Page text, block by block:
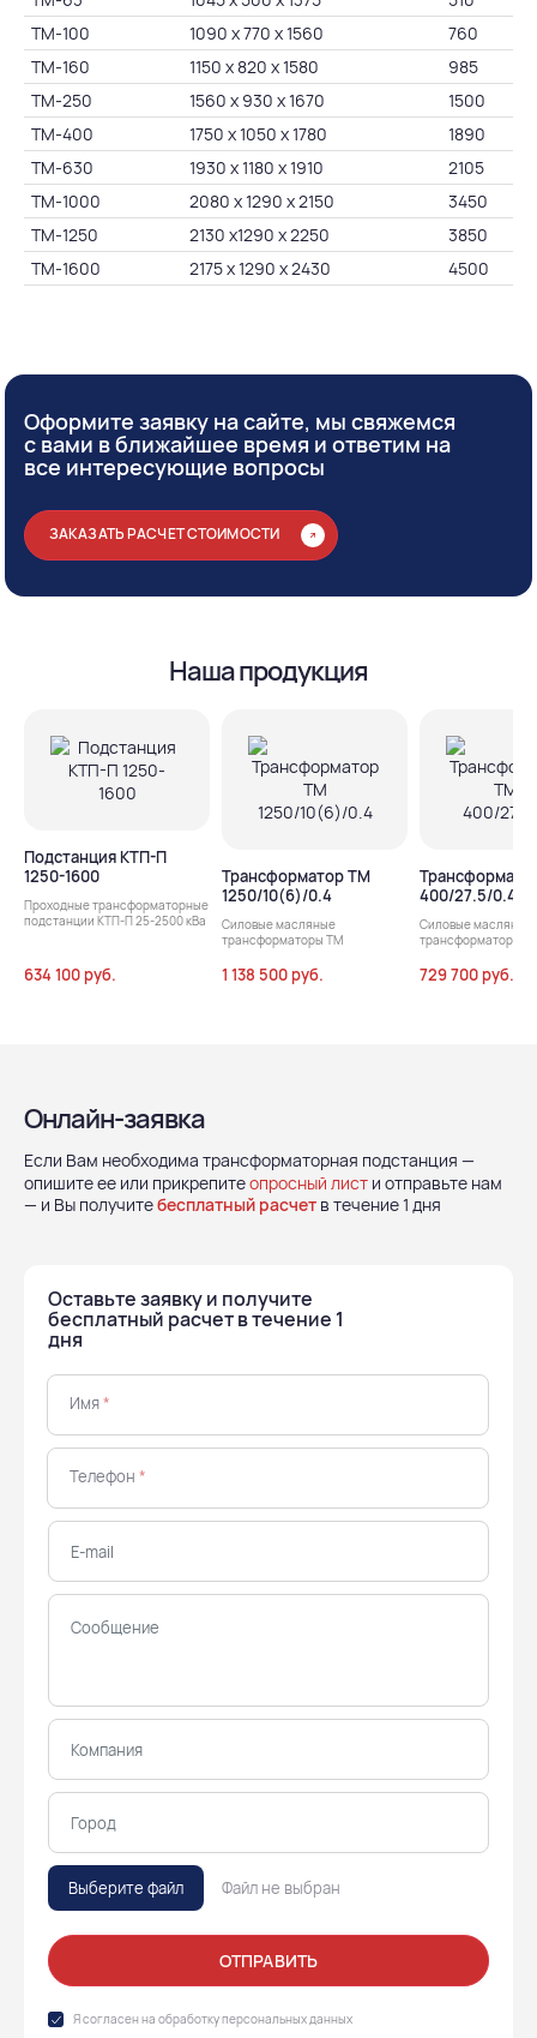
ТМ-100
1090 х 770 х 1560
760
ТМ-160
1150 х 820 х 1580
985
ТМ-250
1560 х 930 х 1670
1500
ТМ-400
1750 х 1050 х 1780
1890
ТМ-630
1930 х 1180 х 1910
2105
ТМ-1000
2080 х 1290 х 2150
3450
ТМ-1250
2130 х1290 х 2250
3850
ТМ-1600
2175 х 1290 х 2430 4500
Оформите заявку на сайте, мы свяжемся
с вами в ближайшее время и ответим на
все интересующие вопросы
ЗАКАЗАТЬ РАСЧЕТ СТОИМОСТИ
Наша продукция
Подстанция КТП-П
1250-1600
Проходные трансформаторные
подстанции КТП-П 25-2500 кВа
634 100 руб.
Трансформатор ТМ
1250/10(6)/0.4
Силовые масляные
трансформаторы ТМ
1 138 500 руб.
400/27.5/0.4
Силовые масляные
трансформаторы
729 700 руб.
Онлайн-заявка
Если Вам необходима трансформаторная подстанция —
опишите ее или прикрепитеопросный лист и отправьте нам
— и Вы получитебесплатный расчет в течение 1 дня
Оставьте заявку и получите
бесплатный расчет в течение 1
дня
Имя*
Телефон *
Выберите файл Файл не выбран
ОТПРАВИТЬ
Я согласен на обработкуперсональных данных